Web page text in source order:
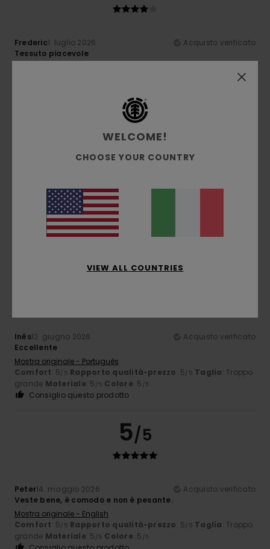
Frederic1. luglio 2026
Acquisto verificato
Tessuto piacevole
: Grande
5/5
Mostra originale - Français
Comfort: 5/5 Rapporto qualità-prezzo
Materiale: 5/5 Colore
5
Inês12. giugno 2026
Acquisto verificato
Eccellente
Mostra originale - Português
Comfort: 5 /5 Rapporto qualità-prezzo: 5 /5 Taglia: Troppo
grande Materiale: 5 /5 Colore: 5 /5
Consiglio questo prodotto
5/5
Peter14. maggio 2026
Acquisto verificato
Veste bene, è comodo e non è pesante.
Mostra originale - English
Comfort: 5 /5 Rapporto qualità-prezzo: 5 /5 Taglia: Troppo
grande Materiale: 5 /5 Colore: 5 /5
WELCOME!
CHOOSE YOUR COUNTRY
VIEW ALL COUNTRIES